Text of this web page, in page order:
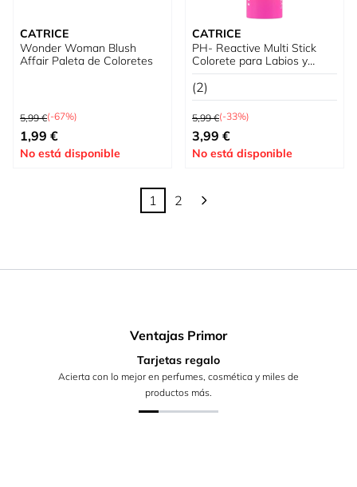
CATRICE
Wonder Woman Blush
Affair Paleta de Coloretes
Precio habitual
5,99 €(-67%)
Tan bajo como
1,99 €
No está disponible
CATRICE
PH- Reactive Multi Stick
Colorete para Labios y
Mejillas
(2)
Precio habitual
5,99 €(-33%)
Precio especial
3,99 €
No está disponible
Actualmente estás leyendo página
1
Página
2
Ventajas Primor
Tarjetas regalo
Acierta con lo mejor en perfumes, cosmética y miles de
productos más.